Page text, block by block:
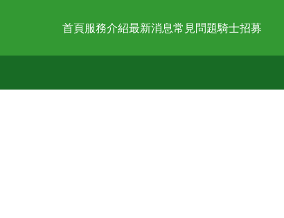
首頁服務介紹最新消息常見問題騎士招募